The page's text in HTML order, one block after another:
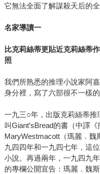
它無法全面了解謀殺天后的全
名家導讀一
比克莉絲蒂更貼近克莉絲蒂
照
我們所熟悉的推理小說家阿
身分裡，寫了六部很不一樣的
一九三○年，出版克莉絲蒂推
叫Giant’sBread的書（中譯
MaryWestmacott（瑪麗．魏
九四四年和一九四七年，這
小說。再過兩年，一九四九
的專欄公開宣告：瑪麗．魏